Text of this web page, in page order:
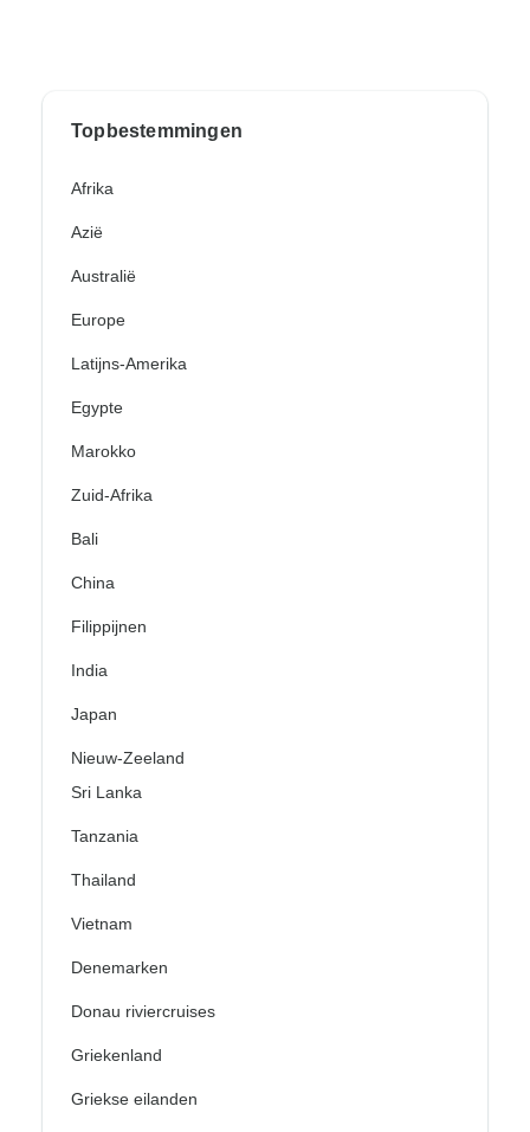
Topbestemmingen
Afrika
Azië
Australië
Europe
Latijns-Amerika
Egypte
Marokko
Zuid-Afrika
Bali
China
Filippijnen
India
Japan
Nieuw-Zeeland
Sri Lanka
Tanzania
Thailand
Vietnam
Denemarken
Donau riviercruises
Griekenland
Griekse eilanden